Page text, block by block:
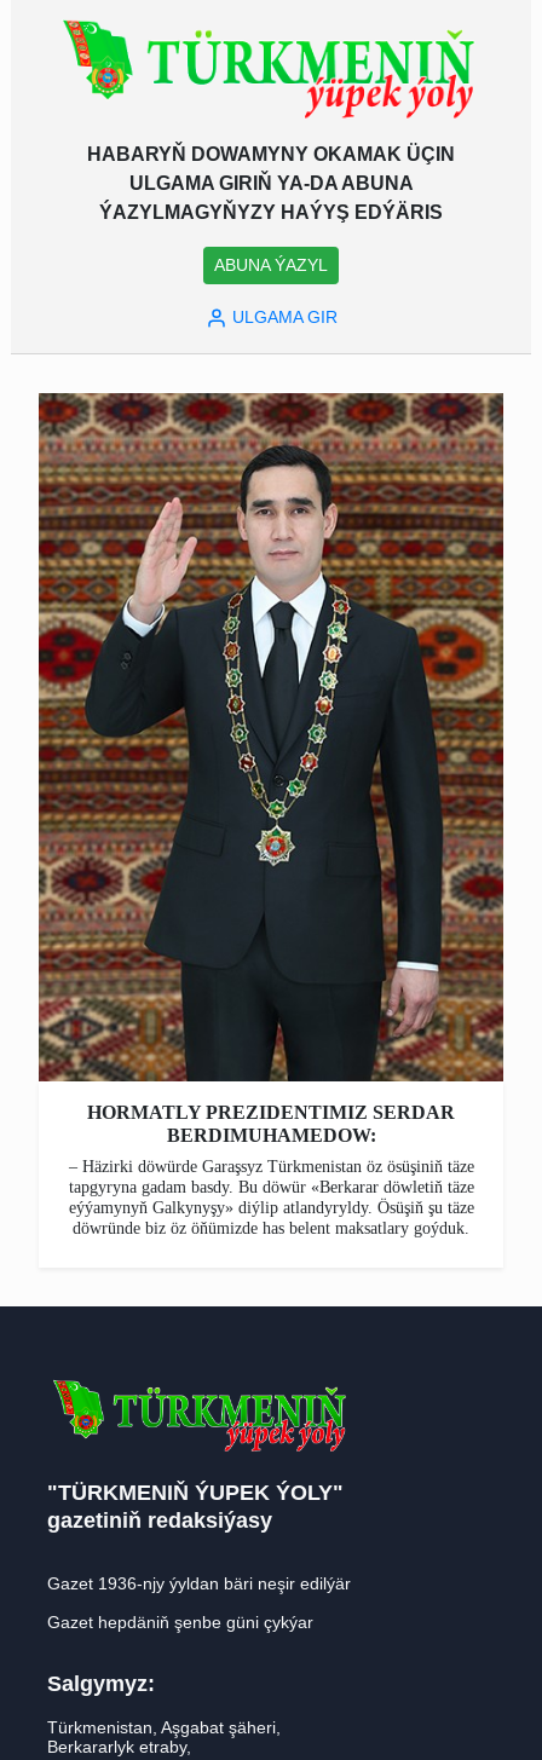
HABARYŇ DOWAMYNY OKAMAK ÜÇIN
ULGAMA GIRIŇ YA-DA ABUNA
ÝAZYLMAGYŇYZY HAÝYŞ EDÝÄRIS
ABUNA ÝAZYL
ULGAMA GIR
HORMATLY PREZIDENTIMIZ SERDAR
BERDIMUHAMEDOW:
– Häzirki döwürde Garaşsyz Türkmenistan öz ösüşiniň täze
tapgyryna gadam basdy. Bu döwür «Berkarar döwletiň täze
eýýamynyň Galkynyşy» diýlip atlandyryldy. Ösüşiň şu täze
döwründe biz öz öňümizde has belent maksatlary goýduk.
"TÜRKMENIŇ ÝUPEK ÝOLY"
gazetiniň redaksiýasy
Gazet 1936-njy ýyldan bäri neşir edilýär
Gazet hepdäniň şenbe güni çykýar
Salgymyz:
Türkmenistan, Aşgabat şäheri,
Berkararlyk etraby,